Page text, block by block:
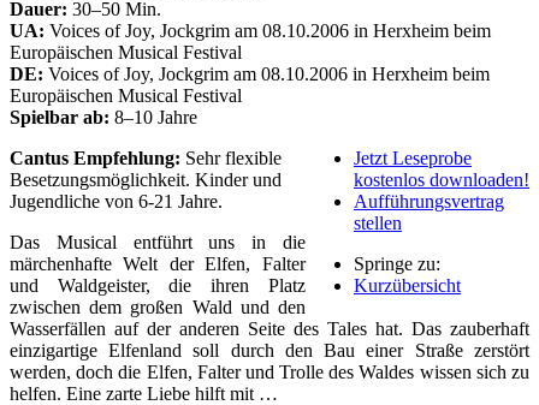
Dauer: 30–50 Min.
UA: Voices of Joy, Jockgrim am 08.10.2006 in Herxheim beim
Europäischen Musical Festival
DE: Voices of Joy, Jockgrim am 08.10.2006 in Herxheim beim
Europäischen Musical Festival
Spielbar ab: 8–10 Jahre
Jetzt Leseprobe
kostenlos downloaden!
Aufführungsvertrag
stellen
Springe zu:
Kurzübersicht
Cantus Empfehlung: Sehr flexible
Besetzungsmöglichkeit. Kinder und
Jugendliche von 6-21 Jahre.
Das Musical entführt uns in die
märchenhafte Welt der Elfen, Falter
und Waldgeister, die ihren Platz
zwischen dem großen Wald und den
Wasserfällen auf der anderen Seite des Tales hat. Das zauberhaft
einzigartige Elfenland soll durch den Bau einer Straße zerstört
werden, doch die Elfen, Falter und Trolle des Waldes wissen sich zu
helfen. Eine zarte Liebe hilft mit …